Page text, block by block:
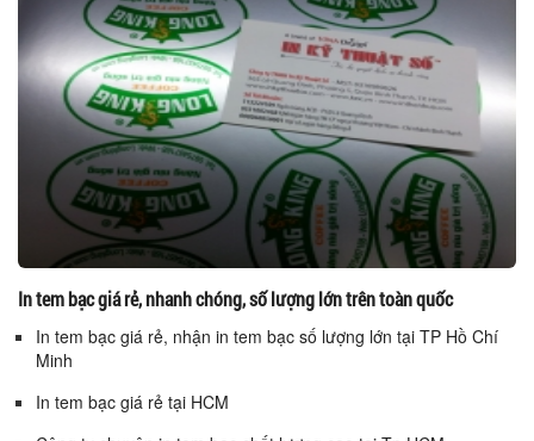
In tem bạc giá rẻ, nhanh chóng, số lượng lớn trên toàn quốc
In tem bạc giá rẻ, nhận in tem bạc số lượng lớn tại TP Hồ Chí
Minh
In tem bạc giá rẻ tại HCM